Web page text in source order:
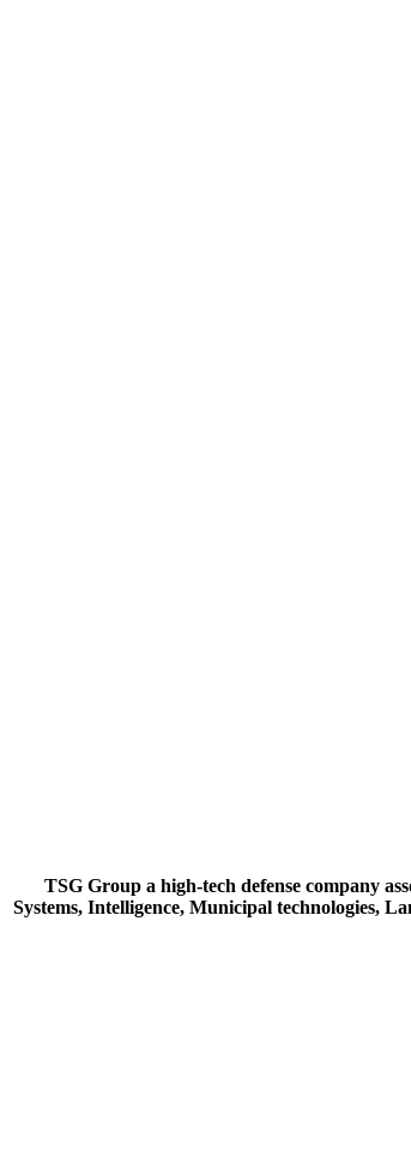
TSG Group a high-tech defense company
Systems, Intelligence, Municipal technologies,